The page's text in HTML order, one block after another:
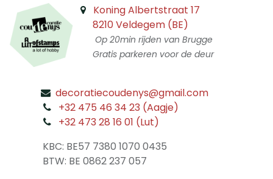
Koning Albertstraat 17
8210 Veldegem (BE)
Op 20min rijden van Brugge
Gratis parkeren voor de deur
decoratiecoudenys@gmail.com
+32 475 46 34 23 (Aagje)
+32 473 28 16 01 (Lut)
KBC: BE57 7380 1070 0435
​ BTW: BE 0862 237 057